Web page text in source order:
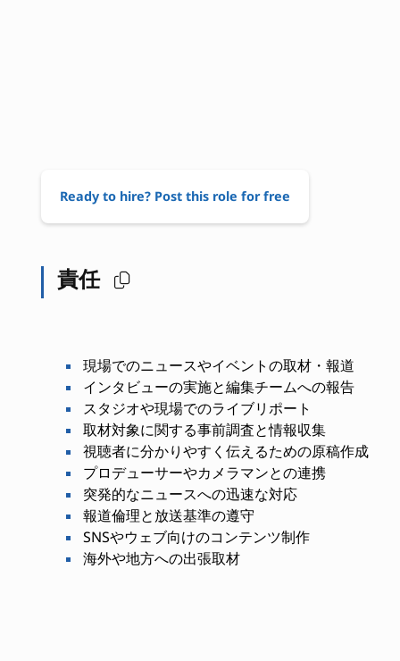
Ready to hire? Post this role for free
責任
現場でのニュースやイベントの取材・報道
インタビューの実施と編集チームへの報告
スタジオや現場でのライブリポート
取材対象に関する事前調査と情報収集
視聴者に分かりやすく伝えるための原稿作成
プロデューサーやカメラマンとの連携
突発的なニュースへの迅速な対応
報道倫理と放送基準の遵守
SNSやウェブ向けのコンテンツ制作
海外や地方への出張取材